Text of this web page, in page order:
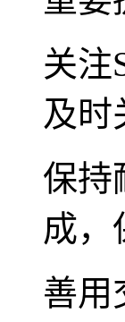
关注
及时
保持
成，
善用